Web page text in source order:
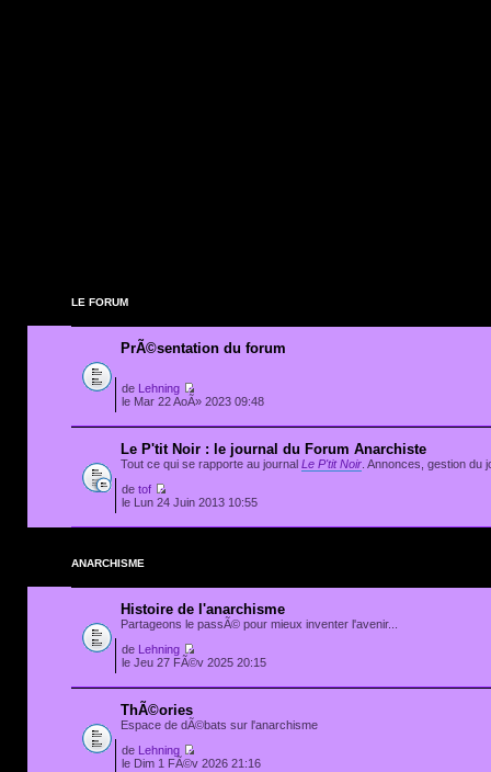
LE FORUM
PrÃ©sentation du forum
de
Lehning
le Mar 22 AoÃ» 2023 09:48
Le P'tit Noir : le journal du Forum Anarchiste
Tout ce qui se rapporte au journal Le P'tit Noir . Annonces, gestion du
de tof
le Lun 24 Juin 2013 10:55
ANARCHISME
Histoire de l'anarchisme
Partageons le passÃ© pour mieux inventer l'avenir...
de
Lehning
le Jeu 27 FÃ©v 2025 20:15
ThÃ©ories
Espace de dÃ©bats sur l'anarchisme
de
Lehning
le Dim 1 FÃ©v 2026 21:16